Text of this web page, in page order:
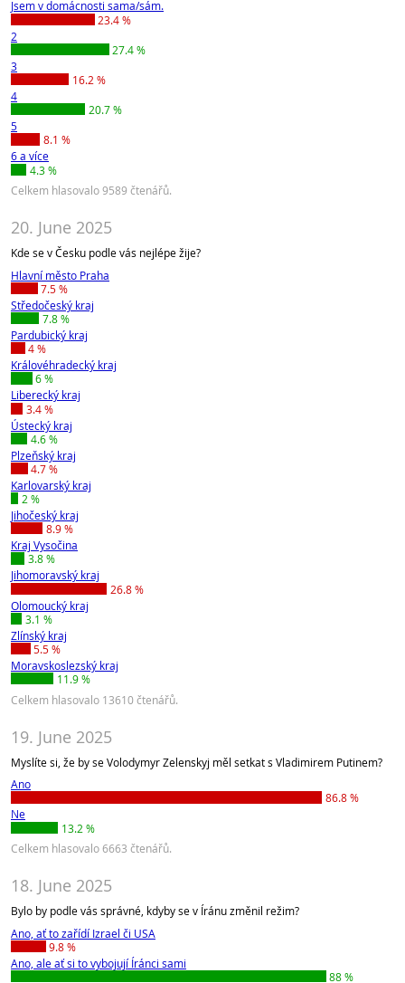
Jsem v domácnosti sama/sám.
23.4 %
2
27.4 %
3
16.2 %
4
20.7 %
5
8.1 %
6 a více
4.3 %
Celkem hlasovalo 9589 čtenářů.
20. June 2025
Kde se v Česku podle vás nejlépe žije?
Hlavní město Praha
7.5 %
Středočeský kraj
7.8 %
Pardubický kraj
4 %
Královéhradecký kraj
6 %
Liberecký kraj
3.4 %
Ústecký kraj
4.6 %
Plzeňský kraj
4.7 %
Karlovarský kraj
2 %
Jihočeský kraj
8.9 %
Kraj Vysočina
3.8 %
Jihomoravský kraj
26.8 %
Olomoucký kraj
3.1 %
Zlínský kraj
5.5 %
Moravskoslezský kraj
11.9 %
Celkem hlasovalo 13610 čtenářů.
19. June 2025
Myslíte si, že by se Volodymyr Zelenskyj měl setkat s Vladimirem Putinem?
Ano
86.8 %
Ne
13.2 %
Celkem hlasovalo 6663 čtenářů.
18. June 2025
Bylo by podle vás správné, kdyby se v Íránu změnil režim?
Ano, ať to zařídí Izrael či USA
9.8 %
Ano, ale ať si to vybojují Íránci sami
88 %